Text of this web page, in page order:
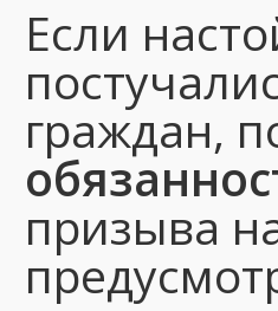
Если
граждан,
призыва